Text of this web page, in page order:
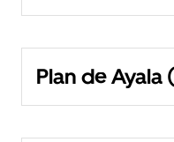
Plan de Ayala